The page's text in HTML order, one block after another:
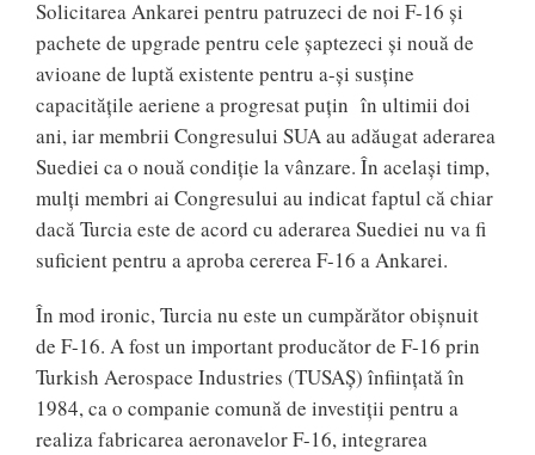
Solicitarea Ankarei pentru patruzeci de noi F-16 și
pachete de upgrade pentru cele șaptezeci și nouă de
avioane de luptă existente pentru a-și susține
capacitățile aeriene a progresat puțin în ultimii doi
ani, iar membrii Congresului SUA au adăugat aderarea
Suediei ca o nouă condiție la vânzare. În același timp,
mulți membri ai Congresului au indicat faptul că chiar
dacă Turcia este de acord cu aderarea Suediei nu va fi
suficient pentru a aproba cererea F-16 a Ankarei.
În mod ironic, Turcia nu este un cumpărător obișnuit
de F-16. A fost un important producător de F-16 prin
Turkish Aerospace Industries (TUSAŞ) înființată în
1984, ca o companie comună de investiții pentru a
realiza fabricarea aeronavelor F-16, integrarea